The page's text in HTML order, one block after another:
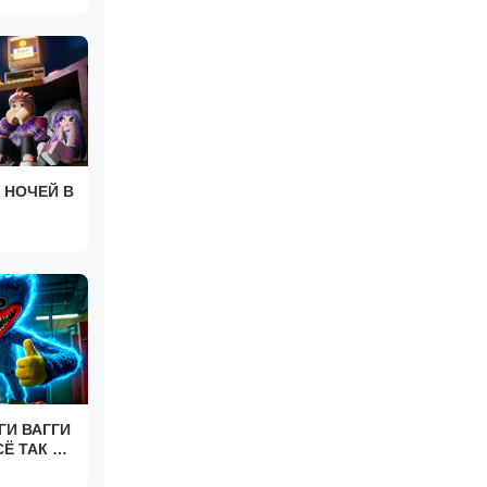
НОЧЕЙ В
ВАГГИ
ТАК ЖЕ